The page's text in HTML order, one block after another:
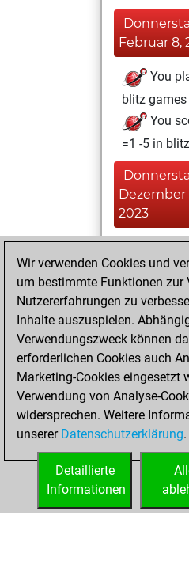
Februar 8,
You
blitz games
You
=1 -5 in blitz
Dezember
2023
achieved a
of 1557
Freitag,
November
2020
You
your Fritz
Wir verwenden Cookies und
um bestimmte Funktionen zur
Nutzererfahrungen zu
Inhalte auszuspielen.
Verwendungszweck können
erforderlichen Cookies auch
Marketing-Cookies eingesetzt
Verwendung von Analyse-
widersprechen. Weitere
unserer Datenschutzerklärung.
Detaillierte
Informationen